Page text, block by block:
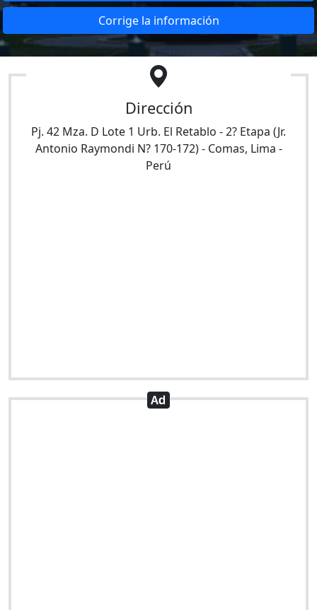
Corrige la información
Dirección
Pj. 42 Mza. D Lote 1 Urb. El Retablo - 2? Etapa (Jr.
Antonio Raymondi N? 170-172)- Comas, Lima -
Perú